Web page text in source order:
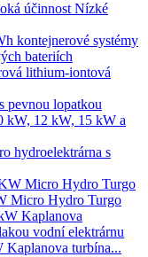
účinnost Nízké
lithium-iontová
hydroelektrárna s
Micro Hydro Turgo
turbína...